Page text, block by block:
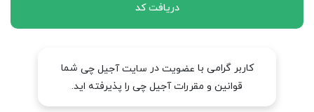
دریافت کد
کاربر گرامی با عضویت در سایت آجیل چی شما
قوانین و مقررات آجیل چی را پذیرفته اید.